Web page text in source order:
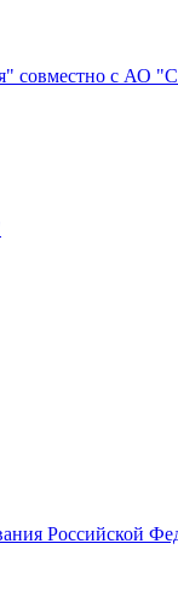
совместно с
Российской